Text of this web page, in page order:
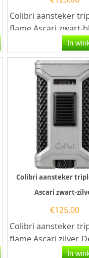
Colibri aansteker
flame Ascari zwart-
Deze Colibri
een krachtige...
In
Colibri aansteker
Ascari zwart-
€125,00
Colibri aansteker
flame Ascari zilver.
Colibri aansteker
In